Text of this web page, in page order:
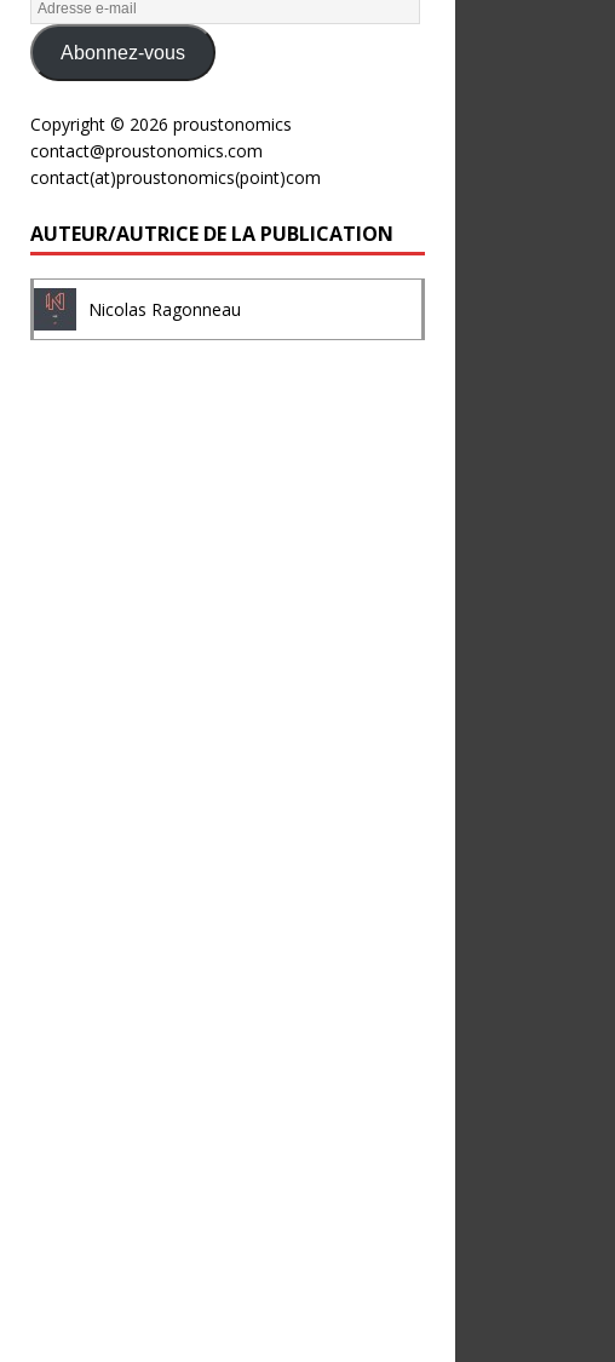
Abonnez-vous
Copyright © 2026 proustonomics
contact@proustonomics.com
contact(at)proustonomics(point)com
AUTEUR/AUTRICE DE LA PUBLICATION
Nicolas Ragonneau